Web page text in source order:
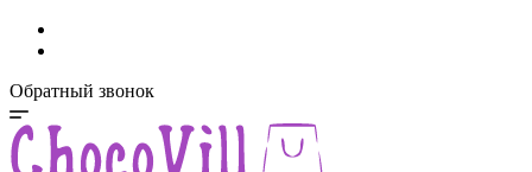
Обратный звонок